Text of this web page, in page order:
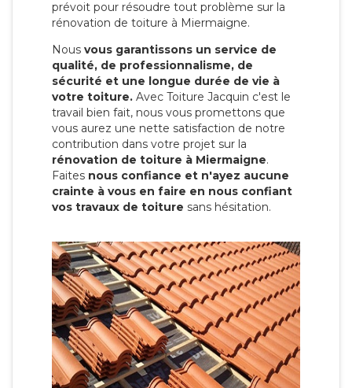
prévoit pour résoudre tout problème sur la
rénovation de toiture à Miermaigne.
Nous vous garantissons un service de
qualité, de professionnalisme, de
sécurité et une longue durée de vie à
votre toiture. Avec Toiture Jacquin c'est le
travail bien fait, nous vous promettons que
vous aurez une nette satisfaction de notre
contribution dans votre projet sur la
rénovation de toiture à Miermaigne.
Faites nous confiance et n'ayez aucune
crainte à vous en faire en nous confiant
vos travaux de toiture sans hésitation.